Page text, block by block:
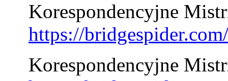
Korespondencyjne
https://
Korespondencyjne